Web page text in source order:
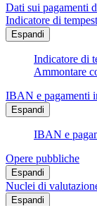
Dati sui pagamenti
Indicatore di
Espandi
Indicatore di
Ammontare
IBAN e pagamenti
Espandi
IBAN e
Opere pubbliche
Espandi
Nuclei di
Espandi